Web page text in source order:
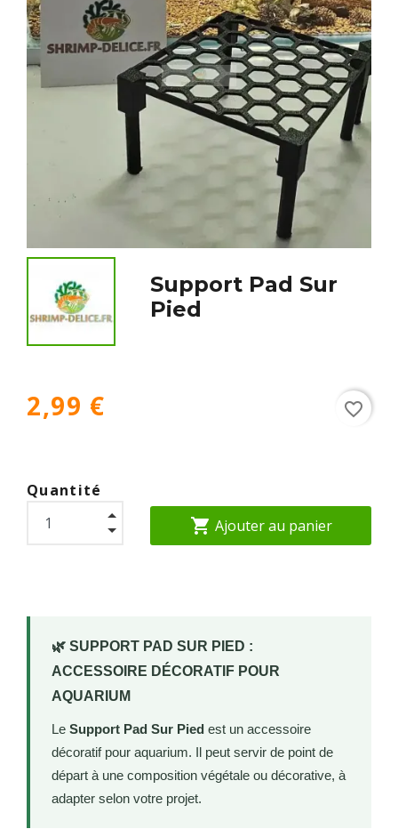
Support Pad Sur
Pied
2,99 €
Quantité
shopping_cart Ajouter au panier
favorite_border
🌿 SUPPORT PAD SUR PIED :
ACCESSOIRE DÉCORATIF POUR
AQUARIUM
Le Support Pad Sur Pied est un accessoire
décoratif pour aquarium. Il peut servir de point de
départ à une composition végétale ou décorative, à
adapter selon votre projet.